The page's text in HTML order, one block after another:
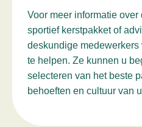
Voor meer informatie
sportief kerstpakket of
deskundige medewerkers
te helpen. Ze kunnen u
selecteren van het beste
behoeften en cultuur van